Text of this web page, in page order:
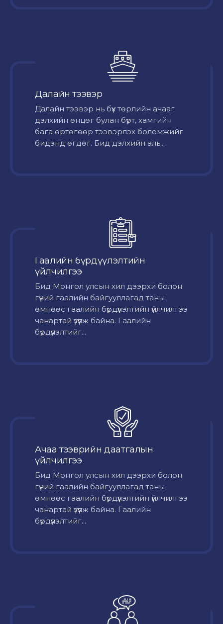
Далайн тээвэр
Далайн тээвэр нь бүх төрлийн ачааг
дэлхийн өнцөг булан бүрт, хамгийн
бага өртөгөөр тээвэрлэх боломжийг
бидэнд өгдөг. Бид дэлхийн аль...
Гаалийн бүрдүүлэлтийн
үйлчилгээ
Бид Монгол улсын хил дээрхи болон
гүний гаалийн байгууллагад таны
өмнөөс гаалийн бүрдүүлэлтийн үйлчилгээ
чанартай үзүүлж байна. Гаалийн
бүрдүүлэлтийг...
Ачаа тээврийн даатгалын
үйлчилгээ
Бид Монгол улсын хил дээрхи болон
гүний гаалийн байгууллагад таны
өмнөөс гаалийн бүрдүүлэлтийн үйлчилгээ
чанартай үзүүлж байна. Гаалийн
бүрдүүлэлтийг...